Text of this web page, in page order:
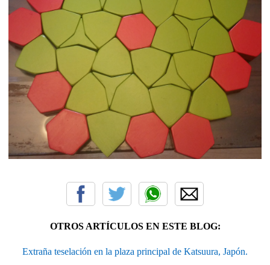
OTROS ARTÍCULOS EN ESTE BLOG:
Extraña teselación en la plaza principal de Katsuura, Japón.